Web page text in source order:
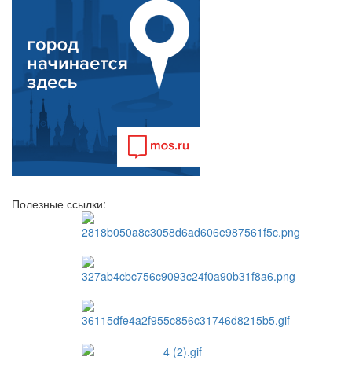
Полезные ссылки: